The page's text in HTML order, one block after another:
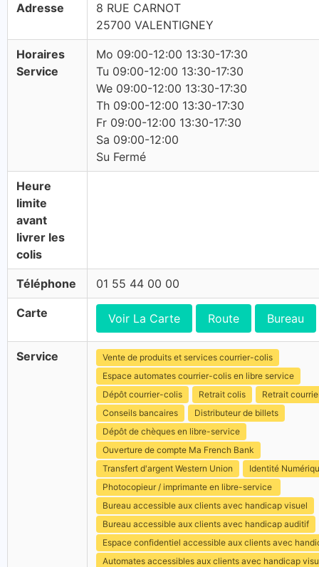
Adresse
8 RUE CARNOT
25700 VALENTIGNEY
Horaires
Service
Mo 09:00-12:00 13:30-17:30
Tu 09:00-12:00 13:30-17:30
We 09:00-12:00 13:30-17:30
Th 09:00-12:00 13:30-17:30
Fr 09:00-12:00 13:30-17:30
Sa 09:00-12:00
Su Fermé
Heure
limite
avant
livrer les
colis
Téléphone 01 55 44 00 00
Carte Voir La Carte Route Bureau
Service
Vente de produits et services courrier-colis
Espace automates courrier-colis en libre service
Dépôt courrier-colis
Retrait colis
Retrait
Conseils bancaires
Distributeur de billets
Dépôt de chèques en libre-service
Ouverture de compte Ma French Bank
Transfert d'argent Western Union
Identité
Photocopieur / imprimante en libre-service
Bureau accessible aux clients avec handicap visuel
Bureau accessible aux clients avec handicap auditif
Espace confidentiel accessible aux clients avec
Automates accessibles aux clients avec handicap